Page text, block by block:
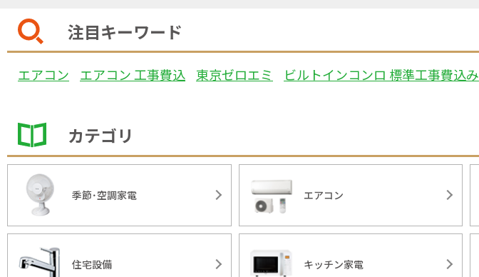
注目キーワード
エアコン エアコン 工事費込 東京ゼロエミ ビルトインコンロ 標準工事費込み
カテゴリ
季節･空調家電 エアコン
住宅設備 キッチン家電